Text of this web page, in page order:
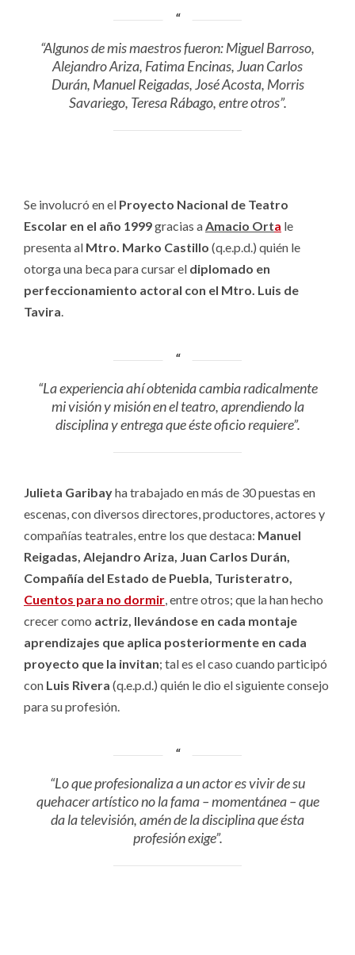
“Algunos de mis maestros fueron: Miguel Barroso,
Alejandro Ariza, Fatima Encinas, Juan Carlos
Durán, Manuel Reigadas, José Acosta, Morris
Savariego, Teresa Rábago, entre otros”.
Se involucró en el Proyecto Nacional de Teatro
Escolar en el año 1999gracias aAmacio Orta le
presenta al Mtro. Marko Castillo (q.e.p.d.) quién le
otorga una beca para cursar el diplomado en
perfeccionamiento actoral con el Mtro. Luis de
Tavira.
“La experiencia ahí obtenida cambia radicalmente
mi visión y misión en el teatro, aprendiendo la
disciplina y entrega que éste oficio requiere”.
Julieta Garibayha trabajado en más de 30 puestas en
escenas, con diversos directores, productores, actores y
compañías teatrales, entre los que destaca: Manuel
Reigadas, Alejandro Ariza, Juan Carlos Durán,
Compañía del Estado de Puebla, Turisteratro,
Cuentos para no dormir, entre otros; que la han hecho
crecer como actriz, llevándose en cada montaje
aprendizajes que aplica posteriormente en cada
proyecto que la invitan; tal es el caso cuando participó
con Luis Rivera (q.e.p.d.) quién le dio el siguiente consejo
para su profesión.
“Lo que profesionaliza a un actor es vivir de su
quehacer artístico no la fama – momentánea – que
da la televisión, amén de la disciplina que ésta
profesión exige”.